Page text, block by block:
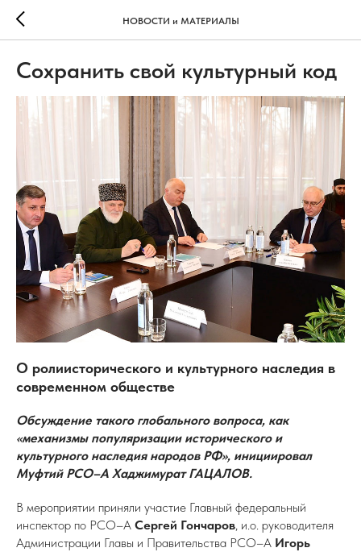
НОВОСТИ и МАТЕРИАЛЫ
Сохранить свой культурный код
О ролиисторического и культурного наследия в
современном обществе
Обсуждение такого глобального вопроса, как
«механизмы популяризации исторического и
культурного наследия народов РФ», инициировал
Муфтий РСО–А Хаджимурат ГАЦАЛОВ.
В мероприятии приняли участие Главный федеральный
инспектор по РСО–А Сергей Гончаров, и.о. руководителя
Администрации Главы и Правительства РСО–А Игорь